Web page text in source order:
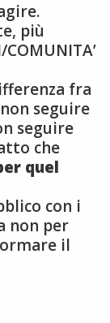
più
fra
seguire
seguire
che
quel
con i
non per
il